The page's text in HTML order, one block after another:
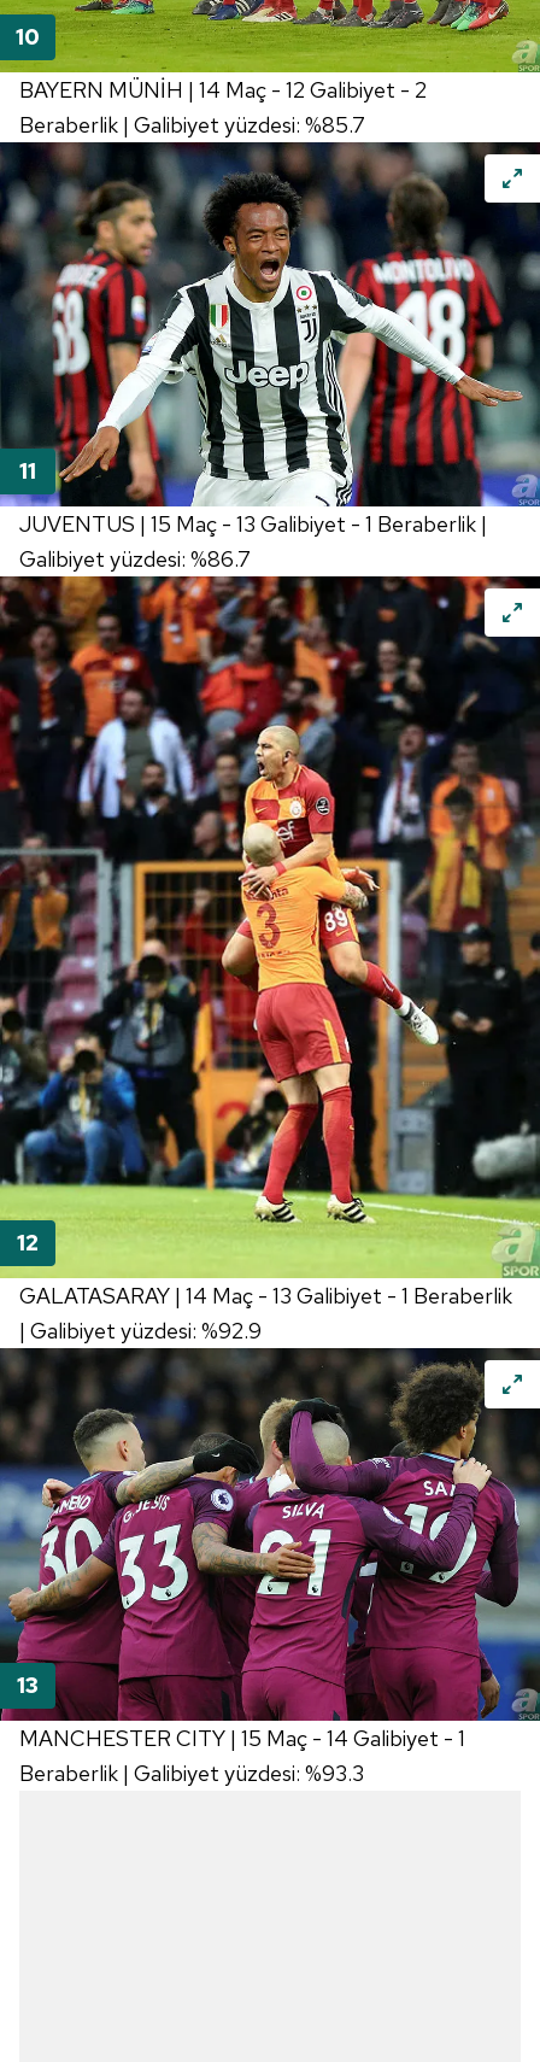
BAYERN MÜNİH | 14 Maç - 12 Galibiyet - 2
Beraberlik | Galibiyet yüzdesi: %85.7
JUVENTUS | 15 Maç - 13 Galibiyet - 1 Beraberlik |
Galibiyet yüzdesi: %86.7
GALATASARAY | 14 Maç - 13 Galibiyet - 1 Beraberlik
| Galibiyet yüzdesi: %92.9
MANCHESTER CITY | 15 Maç - 14 Galibiyet - 1
Beraberlik | Galibiyet yüzdesi: %93.3